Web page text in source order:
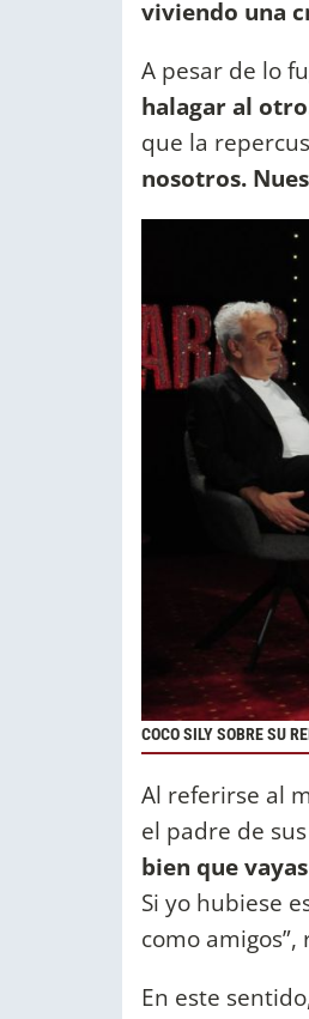
viviendo una
A pesar de lo
halagar al
que la
nosotros.
COCO SILY SOBRE SU
Al referirse al
el padre de
bien que
Si yo hubiese
como amigos”,
En este